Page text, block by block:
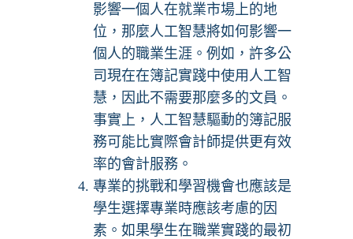
影響一個人在就業市場上的地
位，那麼人工智慧將如何影響一
個人的職業生涯。例如，許多公
司現在在簿記實踐中使用人工智
慧，因此不需要那麼多的文員。
事實上，人工智慧驅動的簿記服
務可能比實際會計師提供更有效
率的會計服務。
專業的挑戰和學習機會也應該是
學生選擇專業時應該考慮的因
素。如果學生在職業實踐的最初